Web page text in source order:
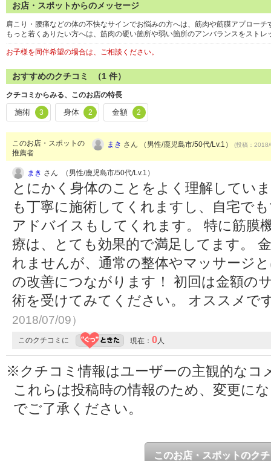
お店・スポットからのメッセージ
肩こり・腰痛などの体の不快なサインでお悩みの方へは、筋肉や筋膜アプロー
もっと若くありたい方へは、筋肉の硬い箇所や弱い箇所のアンバランスをスト
お子様を同伴希望の場合は、ご相談ください。
おすすめのクチコミ （1 件）
クチコミからみる、このお店の特長
施術 3 身体 2 金額 2
このお店・スポットの
推薦者
まき さん （男性/鹿児島市/50代/Lv.1） (投稿：
まき さん （男性/鹿児島市/50代/Lv.1）
とにかく身体のことをよく理解してい
も丁寧に施術してくれますし、自宅で
アドバイスもしてくれます。 特に筋膜
療は、とても効果的で満足してます。
れませんが、通常の整体やマッサージ
の改善につながります！ 初回は金額の
術を受けてみてください。 オススメで
2018/07/09）
このクチコミに 現在： 0 人
※クチコミ情報はユーザーの主観的なコ
これらは投稿時の情報のため、変更に
でご了承ください。
このお店・スポットのク